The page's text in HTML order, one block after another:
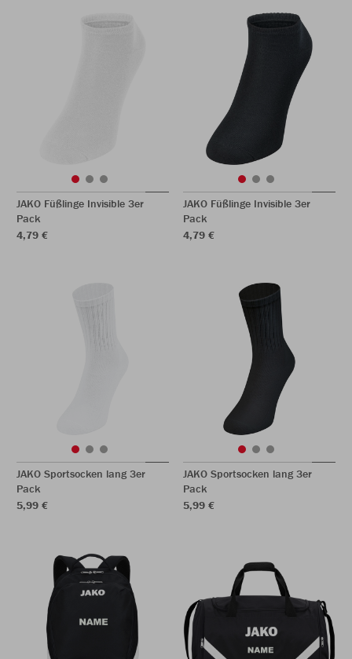
JAKO Füßlinge Invisible 3er
Pack
4,79 €
JAKO Füßlinge Invisible 3er
Pack
4,79 €
JAKO Sportsocken lang 3er
Pack
5,99 €
JAKO Sportsocken lang 3er
Pack
5,99 €